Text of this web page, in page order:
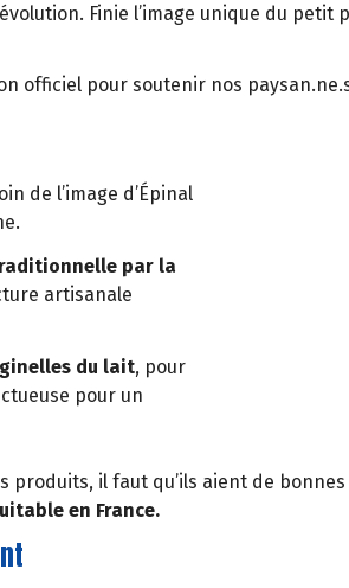
Finie l’image unique du petit
officiel pour soutenir nos
de l’image d’Épinal
par la
artisanale
du lait, pour
pour un
il faut qu’ils aient de
en France.